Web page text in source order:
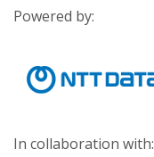
Powered by:
In collaboration with: